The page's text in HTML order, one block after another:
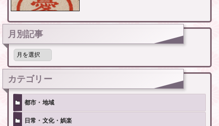
月別記事
月
記
事
カテゴリー
都市・地域
日常・文化・娯楽